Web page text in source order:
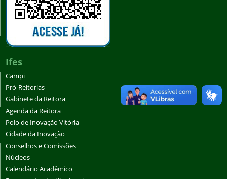
Ifes
Campi
Pró-Reitorias
Gabinete da Reitora
Agenda da Reitora
Polo de Inovação Vitória
Cidade da Inovação
Conselhos e Comissões
Núcleos
Calendário Acadêmico